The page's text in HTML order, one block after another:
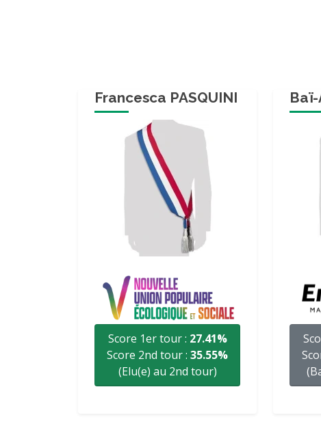
Francesca PASQUINI
Score 1er tour : 27.41%
Score 2nd tour : 35.55%
(Elu(e) au 2nd tour)
Baï-